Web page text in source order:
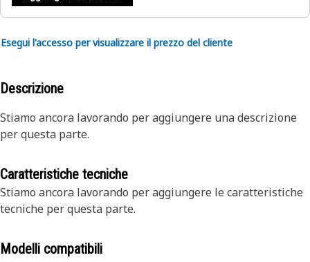
Esegui l'accesso per visualizzare il prezzo del cliente
Descrizione
Stiamo ancora lavorando per aggiungere una descrizione
per questa parte.
Caratteristiche tecniche
Stiamo ancora lavorando per aggiungere le caratteristiche
tecniche per questa parte.
Modelli compatibili